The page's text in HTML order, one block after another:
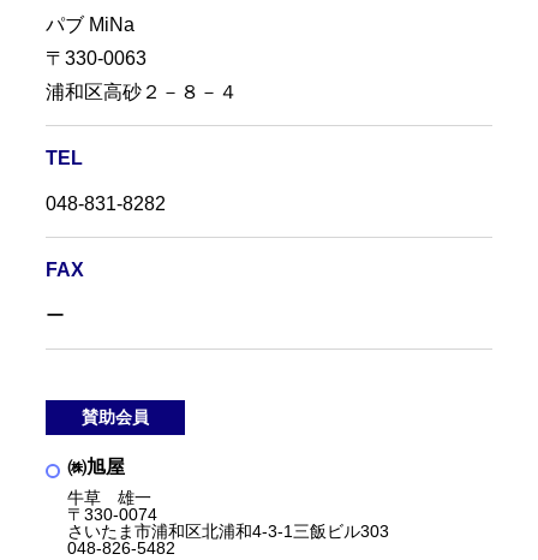
パブ MiNa
〒330-0063
浦和区高砂２－８－４
TEL
048-831-8282
FAX
ー
賛助会員
㈱旭屋
牛草 雄一
〒330-0074
さいたま市浦和区北浦和4-3-1三飯ビル303
048-826-5482